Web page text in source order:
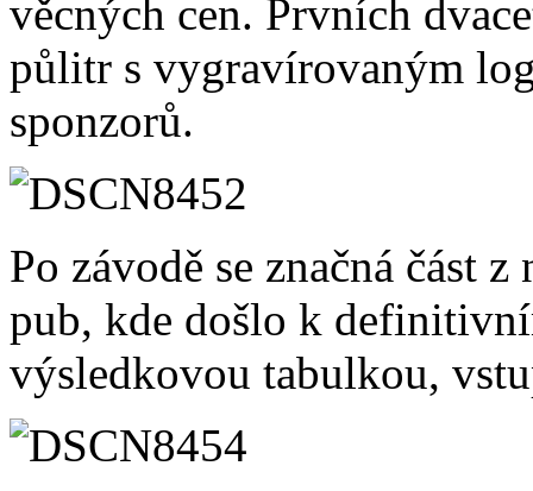
věcných cen. Prvních
půlitr s vygravírovaným
sponzorů.
Po závodě se značná část
pub, kde došlo k
výsledkovou tabulkou,